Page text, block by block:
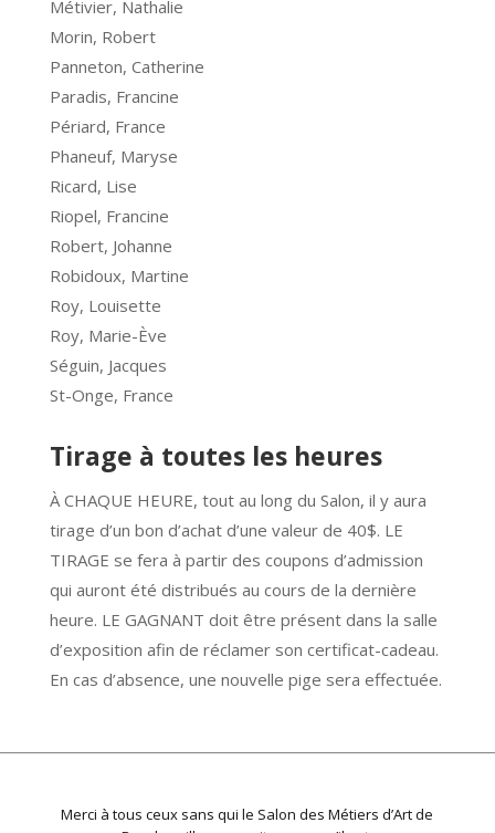
Métivier, Nathalie
Morin, Robert
Panneton, Catherine
Paradis, Francine
Périard, France
Phaneuf, Maryse
Ricard, Lise
Riopel, Francine
Robert, Johanne
Robidoux, Martine
Roy, Louisette
Roy, Marie-Ève
Séguin, Jacques
St-Onge, France
Tirage à toutes les heures
À CHAQUE HEURE, tout au long du Salon, il y aura
tirage d’un bon d’achat d’une valeur de 40$. LE
TIRAGE se fera à partir des coupons d’admission
qui auront été distribués au cours de la dernière
heure. LE GAGNANT doit être présent dans la salle
d’exposition afin de réclamer son certificat-cadeau.
En cas d’absence, une nouvelle pige sera effectuée.
Merci à tous ceux sans qui le Salon des Métiers d’Art de